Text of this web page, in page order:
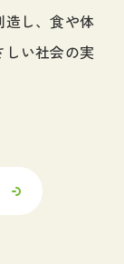
造し、食や体
い社会の実